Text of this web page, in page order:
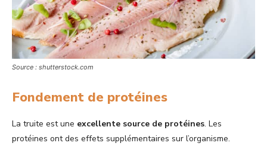
Source : shutterstock.com
Fondement de protéines
La truite est une excellente source de protéines. Les
protéines ont des effets supplémentaires sur l’organisme.